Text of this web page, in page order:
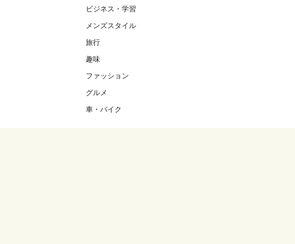
ビジネス・学習
メンズスタイル
旅行
趣味
ファッション
グルメ
車・バイク